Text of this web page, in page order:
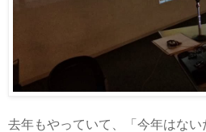
去年もやっていて、「今年はな